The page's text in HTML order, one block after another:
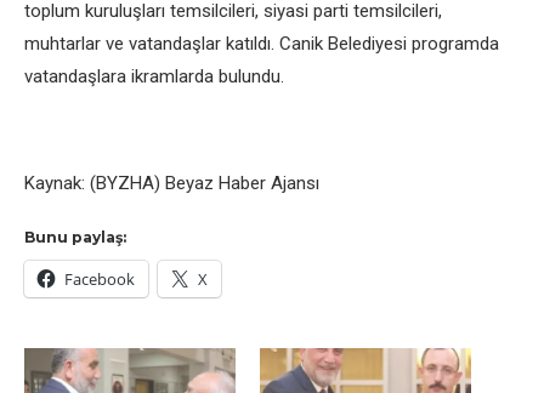
toplum kuruluşları temsilcileri, siyasi parti temsilcileri,
muhtarlar ve vatandaşlar katıldı. Canik Belediyesi programda
vatandaşlara ikramlarda bulundu.
Kaynak: (BYZHA) Beyaz Haber Ajansı
Bunu paylaş:
Facebook X